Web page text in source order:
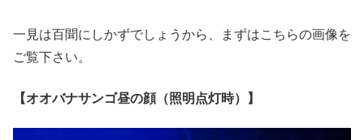
一見は百聞にしかずでしょうから、まずはこちらの画像を
ご覧下さい。
【オオバナサンゴ昼の顔（照明点灯時）】